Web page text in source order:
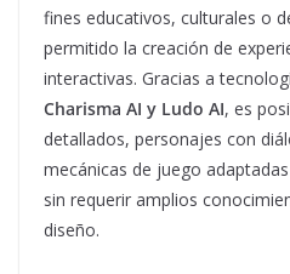
fines educativos, culturales o
permitido la creación de
interactivas. Gracias a
Charisma AI y Ludo AI, es
detallados, personajes con
mecánicas de juego
sin requerir amplios
diseño.